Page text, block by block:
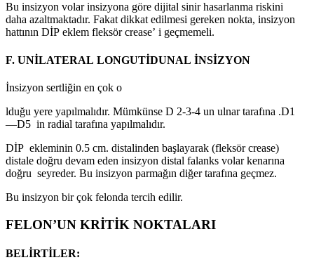
Bu insizyon volar insizyona göre dijital sinir hasarlanma riskini
daha azaltmaktadır. Fakat dikkat edilmesi gereken nokta, insizyon
hattının DİP eklem fleksör crease’ i geçmemeli.
F. UNİLATERAL LONGUTİDUNAL İNSİZYON
İnsizyon sertliğin en çok o
lduğu yere yapılmalıdır. Mümkünse D 2-3-4 un ulnar tarafına .D1
—D5 in radial tarafına yapılmalıdır.
DİP ekleminin 0.5 cm. distalinden başlayarak (fleksör crease)
distale doğru devam eden insizyon distal falanks volar kenarına
doğru seyreder. Bu insizyon parmağın diğer tarafına geçmez.
Bu insizyon bir çok felonda tercih edilir.
FELON’UN KRİTİK NOKTALARI
BELİRTİLER: